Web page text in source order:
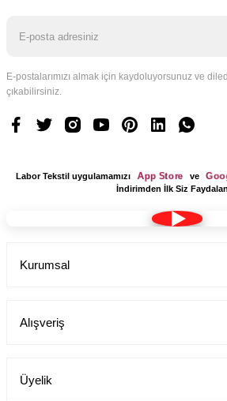
Labor Medikal Tekstil
E-postalarımızı almak için kaydoluyorsunuz ve
çıkabilirsiniz.
Labor Tekstil uygulamamızı App Store ve
İndirimden İlk Siz
Kurumsal
Alışveriş
Üyelik